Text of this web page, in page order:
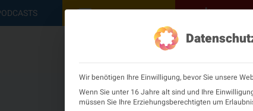
NEUROLOGISCH
Wir benötigen Ihre Einwilligung, bevor Sie unsere
Wenn Sie unter 16 Jahre alt sind und Ihre
müssen Sie Ihre Erziehungsberechtigten um